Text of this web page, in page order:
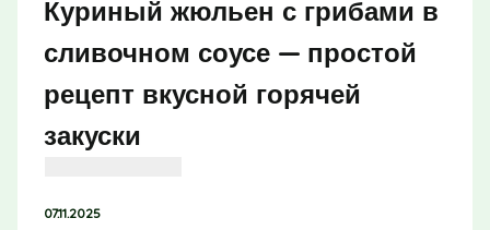
Куриный жюльен с грибами в
сливочном соусе — простой
рецепт вкусной горячей
закуски
07.11.2025